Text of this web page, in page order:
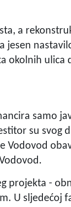
a
jesen
okolnih ulica
samo
su svog
Vodovod
projekta -
U sljedećoj